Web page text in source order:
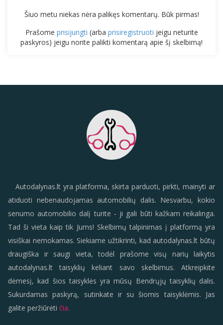
Šiuo metu niekas nėra palikęs komentarų. Būk pirmas!
Prašome prisijungti (arba prisiregistruoti jeigu neturite
paskyros) jeigu norite palikti komentarą apie šį skelbimą!
Autodalynas.lt yra platforma, skirta parduoti, pirkti, mainyti ar
atiduoti nebenaudojamas automobilių dalis. Nesvarbu, kokio
senumo automobilio dalį turite - ji gali būti kažkam reikalinga.
Tad ši vieta kaip tik Jums! Skelbimų talpinimas į platformą yra
visiškai nemokamas. Siekiame užtikrinti, kad autodalynas.lt būtų
draugiška ir saugi vieta, todėl prašome visų narių laikytis
autodalynas.lt taisyklių keliant savo skelbimus. Atkreipkite
dėmesį, kad šios taisyklės yra mūsų Bendrųjų taisyklių dalis.
Sukurdamas paskyrą, sutinkate ir su šiomis taisyklėmis. Jas
galite peržiūrėti čia.